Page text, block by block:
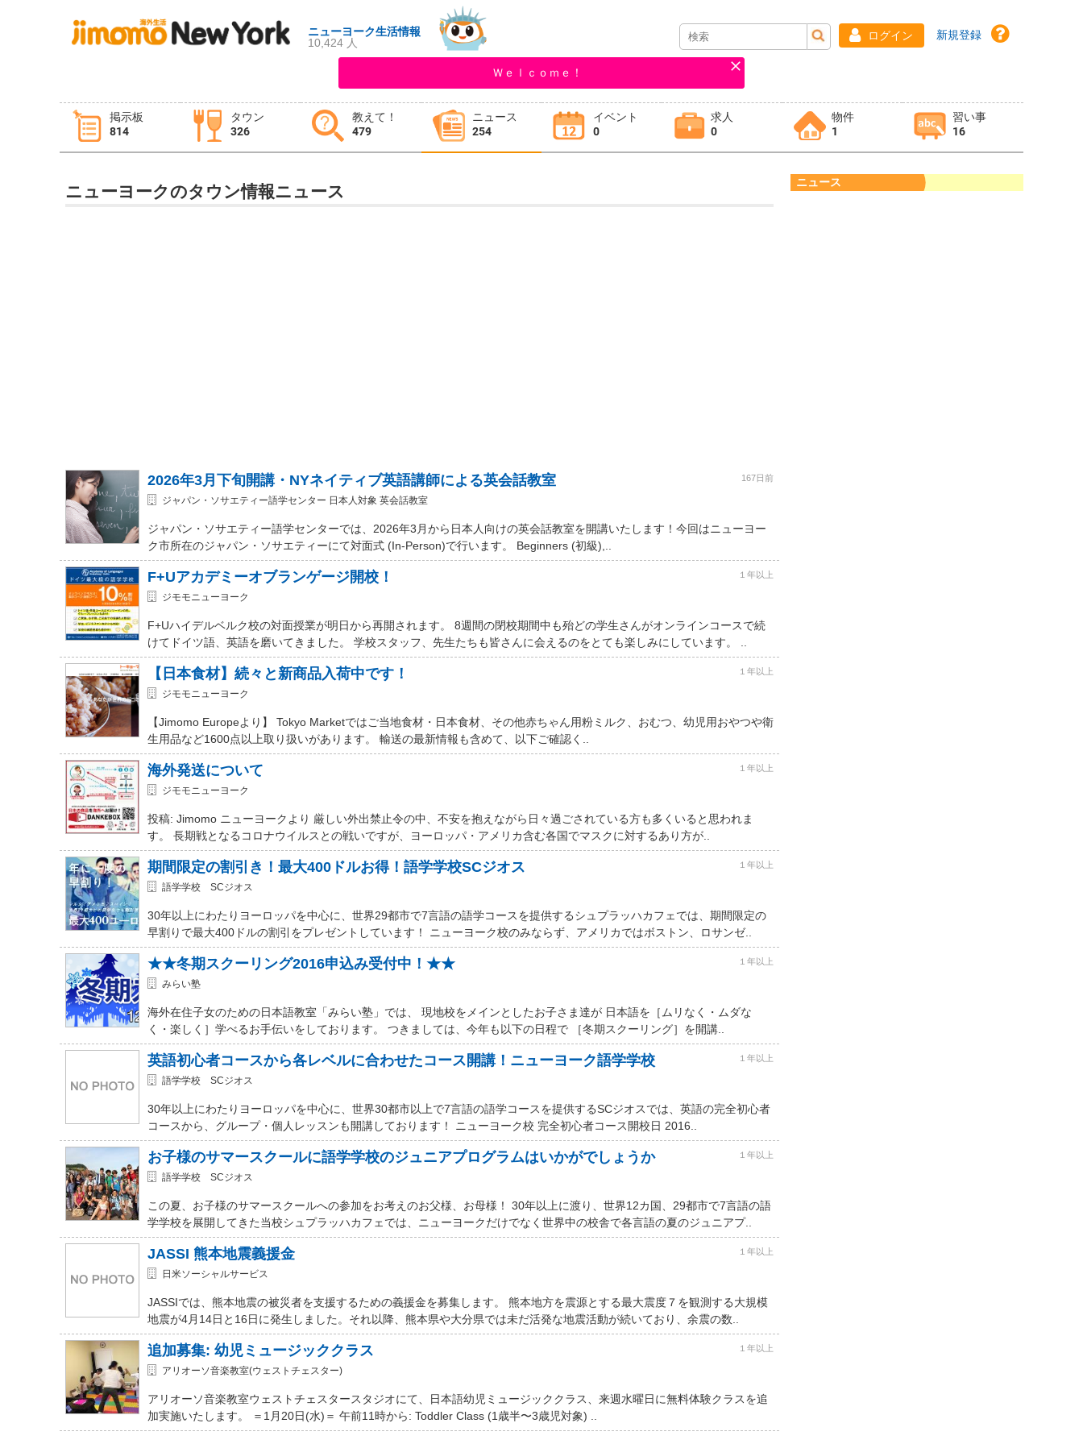
ニューヨーク生活情報
10,424 人
ログイン 新規登録
Ｗｅｌｃｏｍｅ！
掲示板
814
タウン
326
教えて！
479
ニュース
254
イベント
0
求人
0
物件
1
習い事
16
タウン情報
イベント 求人
ニューヨークのタウン情報ニュース
2026年3月下旬開講・NYネイティブ英語講師による英会話教室 167日前
ジャパン・ソサエティー語学センター 日本人対象 英会話教室
ジャパン・ソサエティー語学センターでは、2026年3月から日本人向けの英会話教室を開講いたします！今回はニューヨー
ク市所在のジャパン・ソサエティーにて対面式 (In-Person)で行います。 Beginners (初級),..
F+Uアカデミーオブランゲージ開校！ １年以上
ジモモニューヨーク
F+Uハイデルベルク校の対面授業が明日から再開されます。 8週間の閉校期間中も殆どの学生さんがオンラインコースで続
けてドイツ語、英語を磨いてきました。 学校スタッフ、先生たちも皆さんに会えるのをとても楽しみにしています。 ..
【日本食材】続々と新商品入荷中です！ １年以上
ジモモニューヨーク
【Jimomo Europeより】 Tokyo Marketではご当地食材・日本食材、その他赤ちゃん用粉ミルク、おむつ、幼児用おやつや衛
生用品など1600点以上取り扱いがあります。 輸送の最新情報も含めて、以下ご確認く..
海外発送について １年以上
ジモモニューヨーク
投稿: Jimomo ニューヨークより 厳しい外出禁止令の中、不安を抱えながら日々過ごされている方も多くいると思われま
す。 長期戦となるコロナウイルスとの戦いですが、ヨーロッパ・アメリカ含む各国でマスクに対するあり方が..
期間限定の割引き！最大400ドルお得！語学学校SCジオス １年以上
語学学校 SCジオス
30年以上にわたりヨーロッパを中心に、世界29都市で7言語の語学コースを提供するシュプラッハカフェでは、期間限定の
早割りで最大400ドルの割引をプレゼントしています！ ニューヨーク校のみならず、アメリカではボストン、ロサンゼ..
★★冬期スクーリング2016申込み受付中！★★ １年以上
みらい塾
海外在住子女のための日本語教室「みらい塾」では、 現地校をメインとしたお子さま達が 日本語を［ムリなく・ムダな
く・楽しく］学べるお手伝いをしております。 つきましては、今年も以下の日程で ［冬期スクーリング］を開講..
英語初心者コースから各レベルに合わせたコース開講！ニューヨーク語学学校 １年以上
語学学校 SCジオス
30年以上にわたりヨーロッパを中心に、世界30都市以上で7言語の語学コースを提供するSCジオスでは、英語の完全初心者
コースから、グループ・個人レッスンも開講しております！ ニューヨーク校 完全初心者コース開校日 2016..
お子様のサマースクールに語学学校のジュニアプログラムはいかがでしょうか １年以上
語学学校 SCジオス
この夏、お子様のサマースクールへの参加をお考えのお父様、お母様！ 30年以上に渡り、世界12カ国、29都市で7言語の語
学学校を展開してきた当校シュプラッハカフェでは、ニューヨークだけでなく世界中の校舎で各言語の夏のジュニアプ..
JASSI 熊本地震義援金 １年以上
日米ソーシャルサービス
JASSIでは、熊本地震の被災者を支援するための義援金を募集します。 熊本地方を震源とする最大震度７を観測する大規模
地震が4月14日と16日に発生しました。それ以降、熊本県や大分県では未だ活発な地震活動が続いており、余震の数..
追加募集: 幼児ミュージッククラス １年以上
アリオーソ音楽教室(ウェストチェスター)
アリオーソ音楽教室ウェストチェスタースタジオにて、日本語幼児ミュージッククラス、来週水曜日に無料体験クラスを追
加実施いたします。 ＝1月20日(水)＝ 午前11時から: Toddler Class (1歳半〜3歳児対象) ..
ニュース